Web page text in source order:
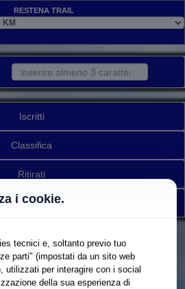
Restena Trail
Iscritti
Classifica
Ritirati
a elenco gare
i cookie.
tecnici e, soltanto previo tuo
parti" (impostati da un sito web
utilizzati per interagire con i social
della sua esperienza di